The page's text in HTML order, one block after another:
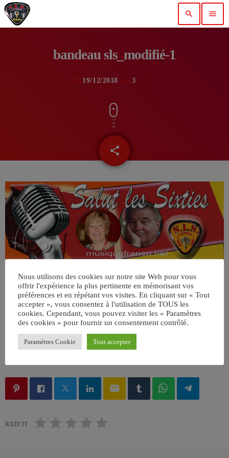
search menu
bandeau sls_modifié-1
19/12/2018 3
share
email
ÉCRIT PAR:JEAN-CLAUDE
email
RATE IT
Nous utilisons des cookies sur notre site Web pour vous
offrir l'expérience la plus pertinente en mémorisant vos
préférences et en répétant vos visites. En cliquant sur « Tout
accepter », vous consentez à l'utilisation de TOUS les
cookies. Cependant, vous pouvez visiter les « Paramètres
des cookies » pour fournir un consentement contrôlé.
Paramètres Cookie Tout accepter